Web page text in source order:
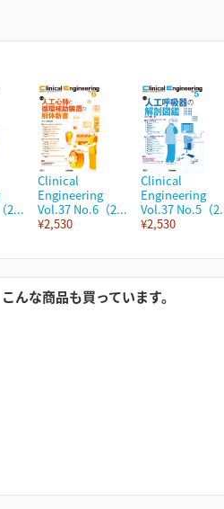
2...
Clinical
Engineering
Vol.37 No.6（2...
¥2,530
Clinical
Engineering
Vol.37 No.5（
¥2,530
んな商品も買っています。